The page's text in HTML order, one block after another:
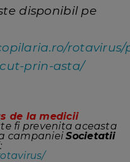
disponibil pe
rotavirus/
prin-asta/
de la medicii
fi prevenita aceasta
campanieiSocietatii